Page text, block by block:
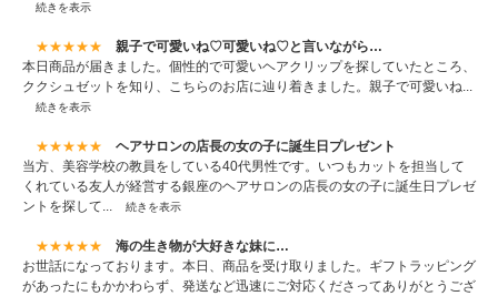
続きを表示
★★★★★
親子で可愛いね♡可愛いね♡と言いながら…
本日商品が届きました。個性的で可愛いヘアクリップを探していたところ、
ククシュゼットを知り、こちらのお店に辿り着きました。親子で可愛いね...
続きを表示
★★★★★
ヘアサロンの店長の女の子に誕生日プレゼント
当方、美容学校の教員をしている40代男性です。いつもカットを担当して
くれている友人が経営する銀座のヘアサロンの店長の女の子に誕生日プレゼ
ントを探して...
続きを表示
★★★★★
海の生き物が大好きな妹に…
お世話になっております。本日、商品を受け取りました。ギフトラッピング
があったにもかかわらず、発送など迅速にご対応くださってありがとうござ